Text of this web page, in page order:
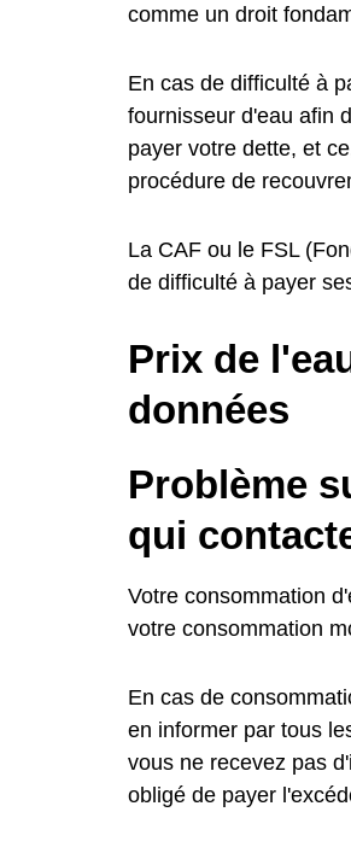
comme un droit
En cas de difficulté à
fournisseur d'eau afin
payer votre dette, et
procédure de
La CAF ou le FSL
de difficulté à payer
Prix de
données
Problème
qui
Votre consommation
votre consommation
En cas de
en informer par tous
vous ne recevez pas
obligé de payer